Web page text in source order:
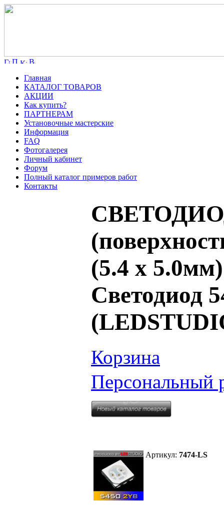
Главная
КАТАЛОГ ТОВАРОВ
АКЦИИ
Как купить?
ПАРТНЕРАМ
Установочные мастерские
Информация
FAQ
Фотогалерея
Личный кабинет
Форум
Полный каталог примеров работ
Контакты
(5.4 х
Корзина
Персональный
Артикул: 7474-LS